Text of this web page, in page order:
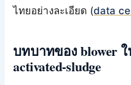
ไทยอย่างละเอียด (data
บทบาทของ blower
activated-sludge